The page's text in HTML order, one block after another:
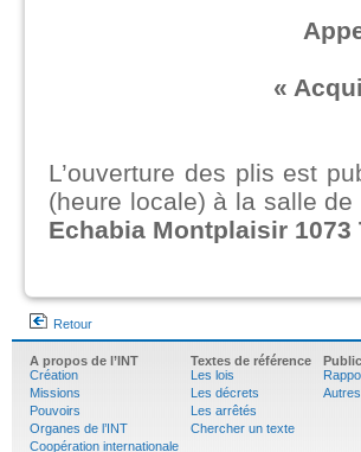
«
L’ouverture des plis est
(heure locale) à la salle de
Echabia Montplaisir 1073
Retour
A propos de l’INT
Création
Missions
Pouvoirs
Organes de l’INT
Coopération internationale
Textes de référence
Les lois
Les décrets
Les arrêtés
Chercher un texte